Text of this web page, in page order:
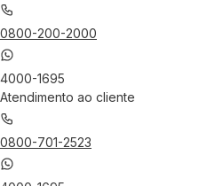
0800-200-2000
4000-1695
Atendimento ao cliente
0800-701-2523